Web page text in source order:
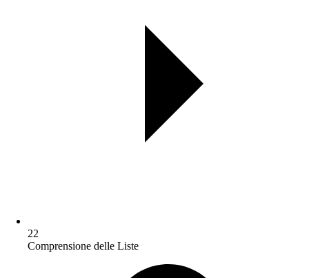
22
Comprensione delle Liste